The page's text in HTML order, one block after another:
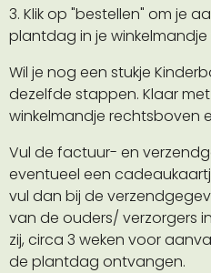
3. Klik op "bestellen" om je
plantdag in je
Wil je nog een stukje
dezelfde stappen. Klaar
winkelmandje rechtsboven
Vul de factuur- en
eventueel een
vul dan bij de
van de ouders/ verzorgers
zij, circa 3 weken voor
de plantdag ontvangen.